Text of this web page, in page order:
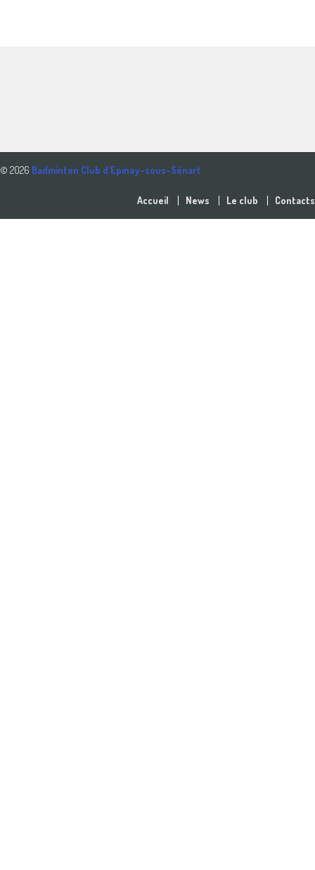
© 2026 Badminton Club d'Epinay-sous-Sénart
Accueil News Le club Contacts